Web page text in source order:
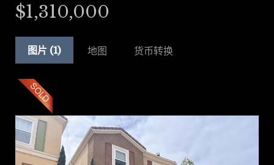
$1,310,000
图片 (1) 地图 货币转换